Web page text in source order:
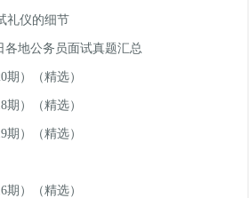
礼仪的细节
各地公务员面试真题汇总
期）（精选）
期）（精选）
期）（精选）
期）（精选）